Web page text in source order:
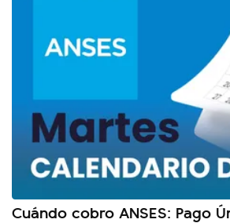
Cuándo cobro ANSES: Pago